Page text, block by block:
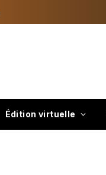
Édition virtuelle